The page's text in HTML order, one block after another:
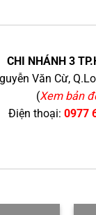
CHI NHÁNH 3
Văn Cừ,
(Xem bản
Điện thoại: 0977